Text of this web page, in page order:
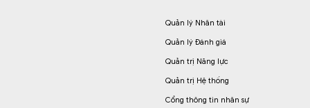
Quản lý Nhân tài
Quản lý Đánh giá
Quản trị Năng lực
Quản trị Hệ thống
Cổng thông tin nhân sự